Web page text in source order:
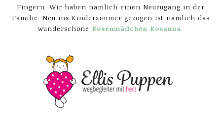
Fingern. Wir haben nämlich einen Neuzugang in der
Familie. Neu ins Kinderzimmer gezogen ist nämlich das
wunderschöne Rosenmädchen Rosanna.